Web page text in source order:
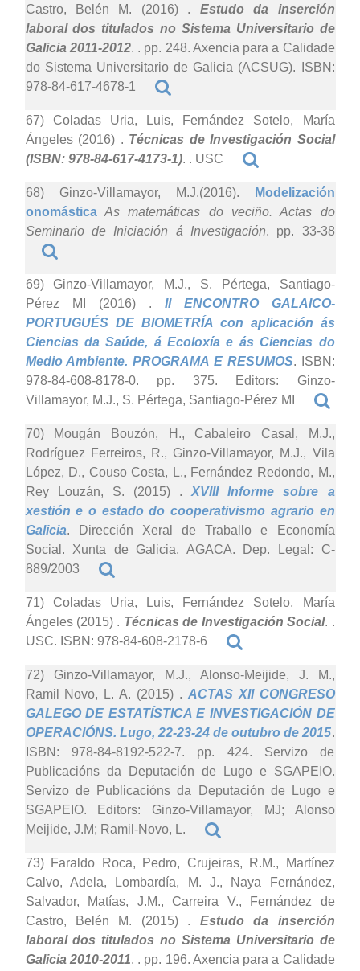
Castro, Belén M. (2016) . Estudo da inserción
laboral dos titulados no Sistema Universitario de
Galicia 2011-2012. . pp. 248. Axencia para a Calidade
do Sistema Universitario de Galicia (ACSUG). ISBN:
978-84-617-4678-1
67) Coladas Uria, Luis, Fernández Sotelo, María
Ángeles (2016) . Técnicas de Investigación Social
(ISBN: 978-84-617-4173-1). . USC
68) Ginzo-Villamayor, M.J.(2016).
Modelización
onomásticaAs matemáticas do veciño. Actas do
Seminario de Iniciación á Investigación. pp. 33-38
69) Ginzo-Villamayor, M.J., S. Pértega, Santiago-
Pérez MI (2016) . II ENCONTRO GALAICO-
PORTUGUÉS DE BIOMETRÍA con aplicación ás
Ciencias da Saúde, á Ecoloxía e ás Ciencias do
Medio Ambiente. PROGRAMA E RESUMOS. ISBN:
978-84-608-8178-0. pp. 375. Editors: Ginzo-
Villamayor, M.J., S. Pértega, Santiago-Pérez MI
70) Mougán Bouzón, H., Cabaleiro Casal, M.J.,
Rodríguez Ferreiros, R., Ginzo-Villamayor, M.J., Vila
López, D., Couso Costa, L., Fernández Redondo, M.,
Rey Louzán, S. (2015) .XVIII Informe sobre a
xestión e o estado do cooperativismo agrario en
Galicia. Dirección Xeral de Traballo e Economía
Social. Xunta de Galicia. AGACA. Dep. Legal: C-
889/2003
71) Coladas Uria, Luis, Fernández Sotelo, María
Ángeles (2015) . Técnicas de Investigación Social. .
USC. ISBN: 978-84-608-2178-6
72) Ginzo-Villamayor, M.J., Alonso-Meijide, J. M.,
Ramil Novo, L. A. (2015) . ACTAS XII CONGRESO
GALEGO DE ESTATÍSTICA E INVESTIGACIÓN DE
OPERACIÓNS. Lugo, 22-23-24 de outubro de 2015.
ISBN: 978-84-8192-522-7. pp. 424. Servizo de
Publicacións da Deputación de Lugo e SGAPEIO.
Servizo de Publicacións da Deputación de Lugo e
SGAPEIO. Editors: Ginzo-Villamayor, MJ; Alonso
Meijide, J.M; Ramil-Novo, L.
73) Faraldo Roca, Pedro, Crujeiras, R.M., Martínez
Calvo, Adela, Lombardía, M. J., Naya Fernández,
Salvador, Matías, J.M., Carreira V., Fernández de
Castro, Belén M. (2015) . Estudo da inserción
laboral dos titulados no Sistema Universitario de
Galicia 2010-2011. . pp. 196. Axencia para a Calidade